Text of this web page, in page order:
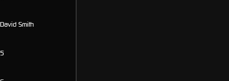
David Smith
5